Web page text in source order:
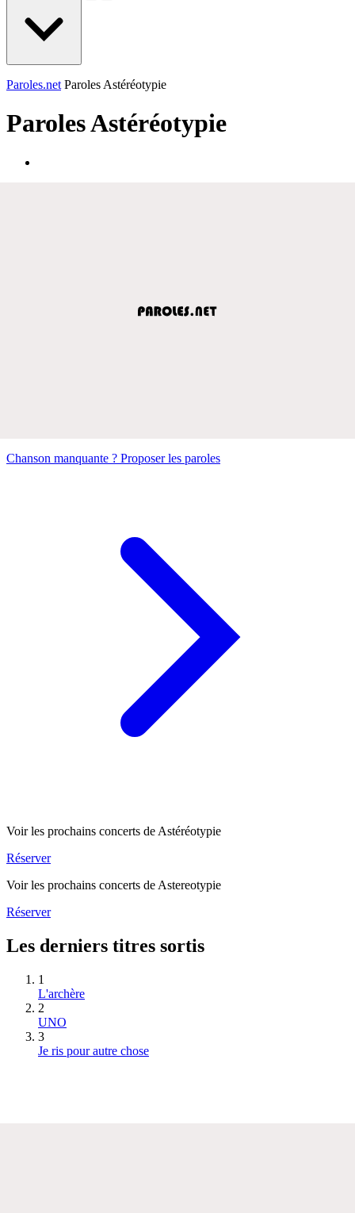
Paroles.net Paroles Astéréotypie
ParolesAstéréotypie
Chanson manquante ? Proposer les paroles
Voir les prochains concerts de Astéréotypie
Réserver
Voir les prochains concerts de Astereotypie
Réserver
Les derniers titres sortis
1
L'archère
2
UNO
3
Je ris pour autre chose